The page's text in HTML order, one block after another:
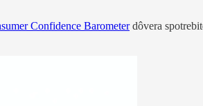
Confidence Barometerdôvera